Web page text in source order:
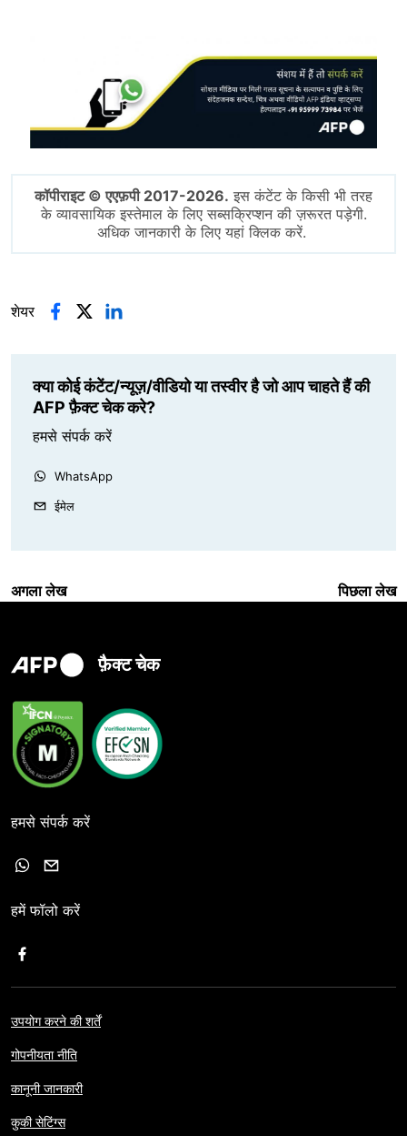
कॉपीराइट © एएफ़पी 2017-2026. इस कंटेंट के किसी भी तरह
के व्यावसायिक इस्तेमाल के लिए सब्सक्रिप्शन की ज़रूरत पड़ेगी.
अधिक जानकारी के लिए यहां क्लिक करें.
शेयर
क्या कोई कंटेंट/न्यूज़/वीडियो या तस्वीर है जो आप चाहते हैं की
AFP फ़ैक्ट चेक करे?
हमसे संपर्क करें
WhatsApp
ईमेल
अगला लेख पिछला लेख
फ़ैक्ट चेक
हमसे संपर्क करें
हमें फॉलो करें
उपयोग करने की शर्तें
गोपनीयता नीति
कानूनी जानकारी
कुकी सेटिंग्स